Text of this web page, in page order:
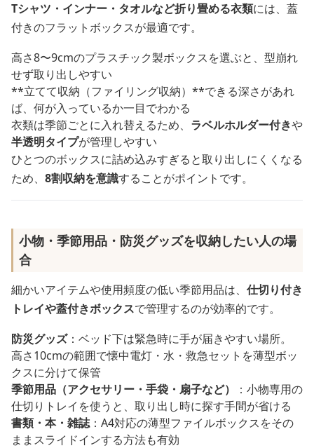
Tシャツ・インナー・タオルなど折り畳める衣類には、蓋
付きのフラットボックスが最適です。
高さ8〜9cmのプラスチック製ボックスを選ぶと、型崩れ
せず取り出しやすい
**立てて収納（ファイリング収納）**できる深さがあれ
ば、何が入っているか一目でわかる
衣類は季節ごとに入れ替えるため、 ラベルホルダー付きや
半透明タイプが管理しやすい
ひとつのボックスに詰め込みすぎると取り出しにくくなる
ため、 8割収納を意識することがポイントです。
小物・季節用品・防災グッズを収納したい人の場
合
細かいアイテムや使用頻度の低い季節用品は、 仕切り付き
トレイや蓋付きボックスで管理するのが効率的です。
防災グッズ：ベッド下は緊急時に手が届きやすい場所。
高さ10cmの範囲で懐中電灯・水・救急セットを薄型ボッ
クスに分けて保管
季節用品（アクセサリー・手袋・扇子など）
：小物専用の
仕切りトレイを使うと、取り出し時に探す手間が省ける
書類・本・雑誌：A4対応の薄型ファイルボックスをその
ままスライドインする方法も有効